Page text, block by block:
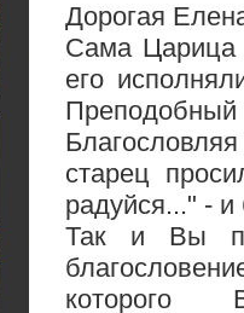
Дорогая
Сама Царица
его
старец
радуйся..." -
Так и Вы
которого